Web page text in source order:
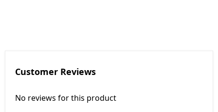
Customer Reviews
No reviews for this product